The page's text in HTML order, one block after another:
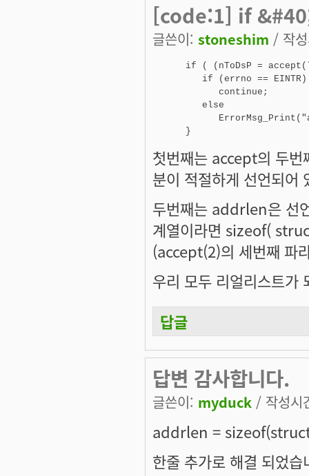
[code:1] if
글쓴이: stoneshim / 작
if ( (nToDsP =
if (errno ==
            continue;
         else
      }
첫번째는 accept의 두
분이 적절하게 선언되
두번째는 addrlen은 선
계열이라면 sizeof(
(accept(2)의 세번째 파
우리 모두 리얼리스트가
답글
답변 감사합니다.
글쓴이: myduck / 작성
addrlen =
한줄 추가로 해결 되었습